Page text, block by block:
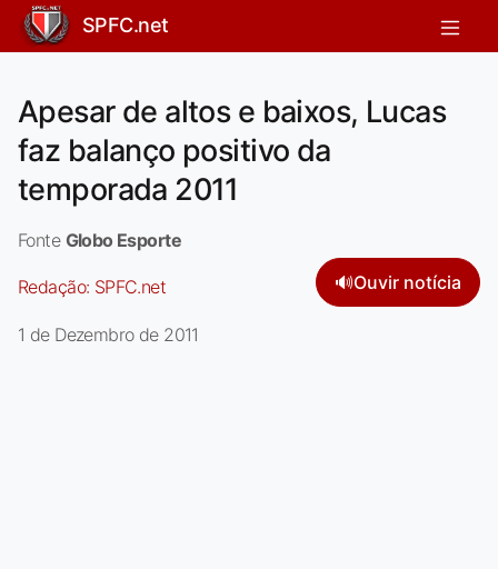
SPFC.net
Apesar de altos e baixos, Lucas
faz balanço positivo da
temporada 2011
Fonte Globo Esporte
Redação: SPFC.net 🔊Ouvir notícia
1 de Dezembro de 2011